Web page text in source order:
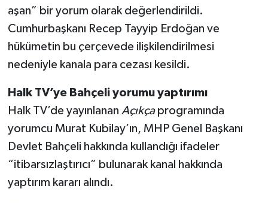
aşan” bir yorum olarak değerlendirildi.
Cumhurbaşkanı Recep Tayyip Erdoğan ve
hükümetin bu çerçevede ilişkilendirilmesi
nedeniyle kanala para cezası kesildi.
Halk TV’ye Bahçeli yorumu yaptırımı
Halk TV’de yayınlanan Açıkçaprogramında
yorumcu Murat Kubilay’ın, MHP Genel Başkanı
Devlet Bahçeli hakkında kullandığı ifadeler
“itibarsızlaştırıcı” bulunarak kanal hakkında
yaptırım kararı alındı.